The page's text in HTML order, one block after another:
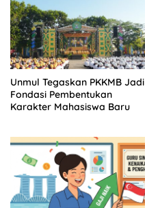
Unmul Tegaskan PKKMB Jadi
Fondasi Pembentukan
Karakter Mahasiswa Baru